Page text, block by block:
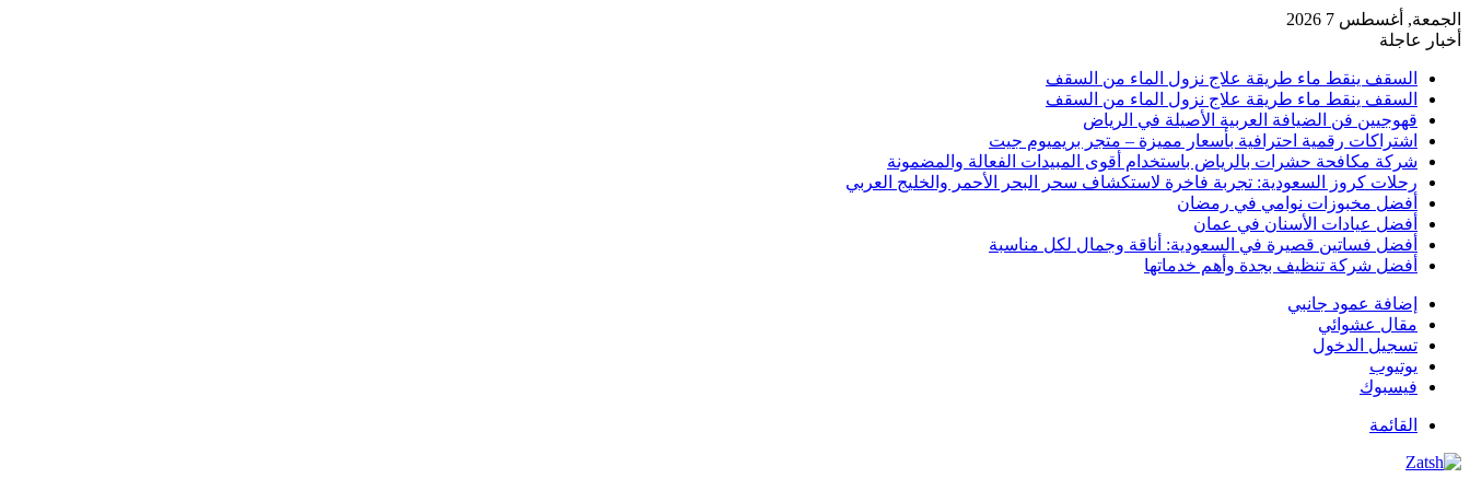
الجمعة, أغسطس 7 2026
أخبار عاجلة
السقف ينقط ماء طريقة علاج نزول الماء من السقف
السقف ينقط ماء طريقة علاج نزول الماء من السقف
قهوجيين فن الضيافة العربية الأصيلة في الرياض
اشتراكات رقمية احترافية بأسعار مميزة – متجر بريميوم جيت
شركة مكافحة حشرات بالرياض باستخدام أقوى المبيدات الفعالة والمضمونة
رحلات كروز السعودية: تجربة فاخرة لاستكشاف سحر البحر الأحمر والخليج العربي
أفضل مخبوزات نوامي في رمضان
أفضل عيادات الأسنان في عمان
أفضل فساتين قصيرة في السعودية: أناقة وجمال لكل مناسبة
أفضل شركة تنظيف بجدة وأهم خدماتها
إضافة عمود جانبي
مقال عشوائي
تسجيل الدخول
يوتيوب
فيسبوك
القائمة